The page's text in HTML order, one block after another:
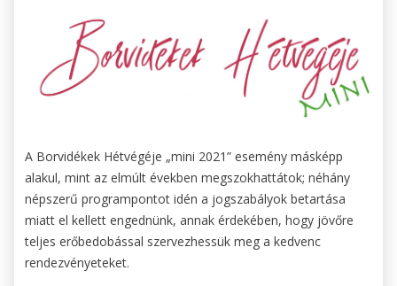
A Borvidékek Hétvégéje „mini 2021” esemény másképp
alakul, mint az elmúlt években megszokhattátok; néhány
népszerű programpontot idén a jogszabályok betartása
miatt el kellett engednünk, annak érdekében, hogy jövőre
teljes erőbedobással szervezhessük meg a kedvenc
rendezvényeteket.